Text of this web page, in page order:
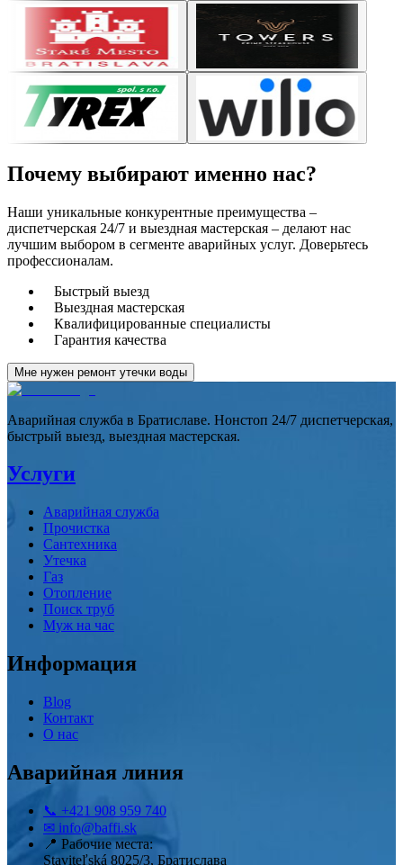
Почему выбирают именно нас?
Наши уникальные конкурентные преимущества –
диспетчерская 24/7 и выездная мастерская – делают нас
лучшим выбором в сегменте аварийных услуг. Доверьтесь
профессионалам.
Быстрый выезд
Выездная мастерская
Квалифицированные специалисты
Гарантия качества
Мне нужен ремонт утечки воды
Аварийная служба в Братиславе. Нонстоп 24/7 диспетчерская,
быстрый выезд, выездная мастерская.
Услуги
Аварийная служба
Прочистка
Сантехника
Утечка
Газ
Отопление
Поиск труб
Муж на час
Информация
Blog
Контакт
О нас
Аварийная линия
📞 +421 908 959 740
✉ info@baffi.sk
📍 Рабочие места:
Staviteľská 8025/3, Братислава